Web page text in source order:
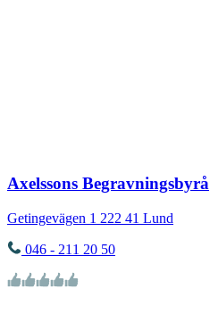
Axelssons Begravningsbyrå
Getingevägen 1 222 41 Lund
046 - 211 20 50